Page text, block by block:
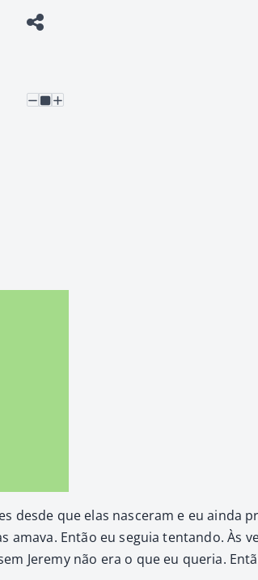
des­de que elas nasce­r­am e eu ain­da
ama­va. Então eu seguia ten­tan­do.
Jere­my não era o que eu que­ria.